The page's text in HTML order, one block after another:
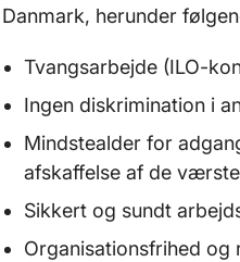
Danmark, herunder
Tvangsarbejde (ILO-
Ingen diskrimination i
Mindstealder for
afskaffelse af de
Sikkert og sundt
Organisationsfrihed og